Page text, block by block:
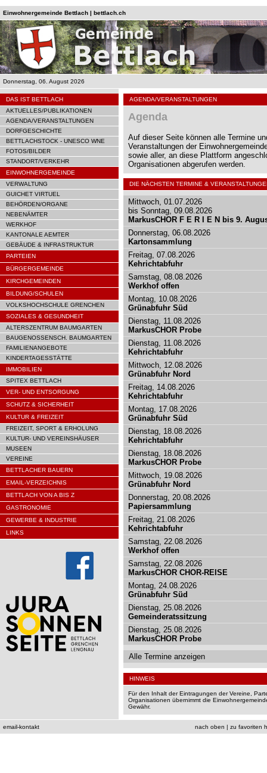
Einwohnergemeinde Bettlach | bettlach.ch
Donnerstag, 06. August 2026
DAS IST BETTLACH
AKTUELLES/PUBLIKATIONEN
AGENDA/VERANSTALTUNGEN
DORFGESCHICHTE
BETTLACHSTOCK - UNESCO WNE
FOTOS/BILDER
STANDORT/VERKEHR
EINWOHNERGEMEINDE
VERWALTUNG
GUICHET VIRTUEL
BEHÖRDEN/ORGANE
NEBENÄMTER
WERKHOF
KANTONALE AEMTER
GEBÄUDE & INFRASTRUKTUR
PARTEIEN
BÜRGERGEMEINDE
KIRCHGEMEINDEN
BILDUNG/SCHULEN
VOLKSHOCHSCHULE GRENCHEN
SOZIALES & GESUNDHEIT
ALTERSZENTRUM BAUMGARTEN
BAUGENOSSENSCH. BAUMGARTEN
FAMILIENANGEBOTE
KINDERTAGESSTÄTTE
IMMOBILIEN
SPITEX BETTLACH
VER- UND ENTSORGUNG
SCHUTZ & SICHERHEIT
KULTUR & FREIZEIT
FREIZEIT, SPORT & ERHOLUNG
KULTUR- UND VEREINSHÄUSER
MUSEEN
VEREINE
BETTLACHER BAUERN
EMAIL-VERZEICHNIS
BETTLACH VON A BIS Z
GASTRONOMIE
GEWERBE & INDUSTRIE
LINKS
AGENDA/VERANSTALTUNGEN
Agenda
Auf dieser Seite können alle Termine
Veranstaltungen der
sowie aller, an diese Plattform
Organisationen abgerufen werden.
DIE NÄCHSTEN TERMINE &
Mittwoch, 01.07.2026
bis Sonntag, 09.08.2026
MarkusCHOR F E R I E N bis 9.
Donnerstag, 06.08.2026
Kartonsammlung
Freitag, 07.08.2026
Kehrichtabfuhr
Samstag, 08.08.2026
Werkhof offen
Montag, 10.08.2026
Grünabfuhr Süd
Dienstag, 11.08.2026
MarkusCHOR Probe
Dienstag, 11.08.2026
Kehrichtabfuhr
Mittwoch, 12.08.2026
Grünabfuhr Nord
Freitag, 14.08.2026
Kehrichtabfuhr
Montag, 17.08.2026
Grünabfuhr Süd
Dienstag, 18.08.2026
Kehrichtabfuhr
Dienstag, 18.08.2026
MarkusCHOR Probe
Mittwoch, 19.08.2026
Grünabfuhr Nord
Donnerstag, 20.08.2026
Papiersammlung
Freitag, 21.08.2026
Kehrichtabfuhr
Samstag, 22.08.2026
Werkhof offen
Samstag, 22.08.2026
MarkusCHOR CHOR-REISE
Montag, 24.08.2026
Grünabfuhr Süd
Dienstag, 25.08.2026
Gemeinderatssitzung
Dienstag, 25.08.2026
MarkusCHOR Probe
Alle Termine anzeigen
HINWEIS
Für den Inhalt der Eintragungen der Vereine,
Organisationen übernimmt die
Gewähr.
email-kontakt nach oben | zu favoriten